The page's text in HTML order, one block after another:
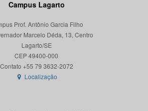
Campus Lagarto
Prof. Antônio Garcia Filho
Marcelo Déda, 13, Centro
Lagarto/SE
CEP 49400-000
Localização